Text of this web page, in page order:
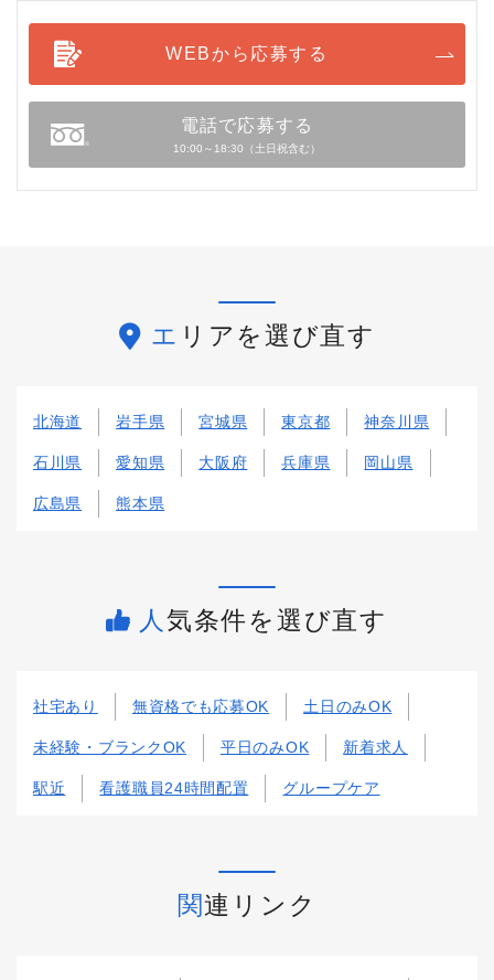
WEBから応募する
電話で応募する
10:00～18:30（土日祝含む）
エリアを選び直す
北海道 岩手県 宮城県 東京都 神奈川県
石川県 愛知県 大阪府 兵庫県 岡山県
広島県 熊本県
人気条件を選び直す
社宅あり 無資格でも応募OK 土日のみOK
未経験・ブランクOK 平日のみOK 新着求人
駅近 看護職員24時間配置 グループケア
関連リンク